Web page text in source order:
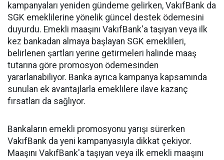
kampanyaları yeniden gündeme gelirken, VakıfBank da
SGK emeklilerine yönelik güncel destek ödemesini
duyurdu. Emekli maaşını VakıfBank'a taşıyan veya ilk
kez bankadan almaya başlayan SGK emeklileri,
belirlenen şartları yerine getirmeleri halinde maaş
tutarına göre promosyon ödemesinden
yararlanabiliyor. Banka ayrıca kampanya kapsamında
sunulan ek avantajlarla emeklilere ilave kazanç
fırsatları da sağlıyor.
Bankaların emekli promosyonu yarışı sürerken
VakıfBank da yeni kampanyasıyla dikkat çekiyor.
Maaşını VakıfBank'a taşıyan veya ilk emekli maaşını